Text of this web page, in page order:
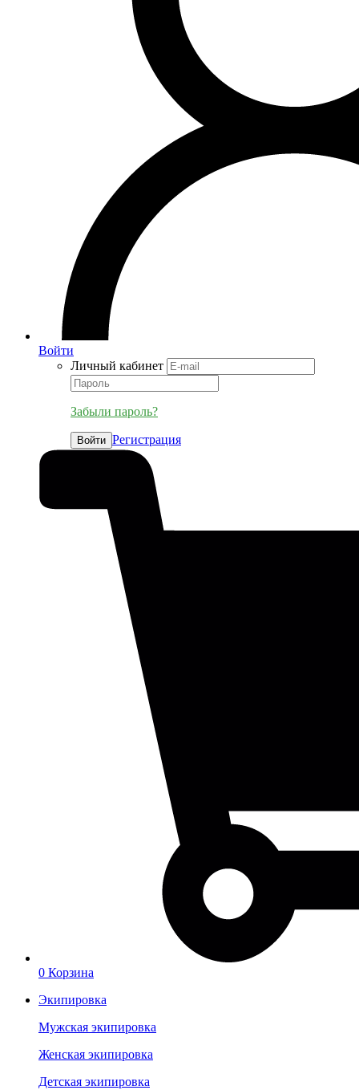
Войти
Личный кабинет
Забыли пароль?
Войти Регистрация
0 Корзина
Экипировка
Мужская экипировка
Женская экипировка
Детская экипировка